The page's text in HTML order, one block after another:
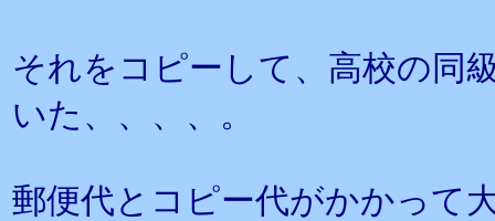
それをコピーして、高校の同
いた、、、、。
郵便代とコピー代がかかって